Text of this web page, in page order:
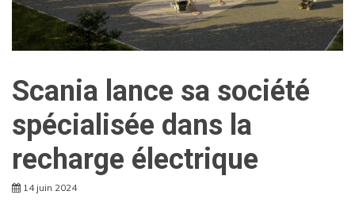
Scania lance sa société
spécialisée dans la
recharge électrique
14 juin 2024